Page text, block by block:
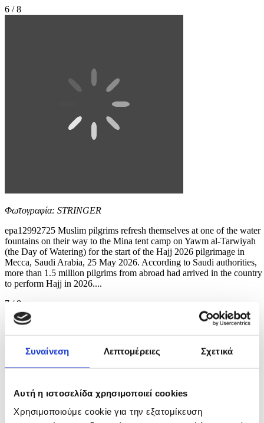
Συναίνεση Λεπτομέρειες Σχετικά
Αυτή η ιστοσελίδα χρησιμοποιεί cookies
Χρησιμοποιούμε cookie για την εξατομίκευση
6 / 8
Φωτογραφία: STRINGER
epa12992725 Muslim pilgrims refresh themselves at one of the water
fountains on their way to the Mina tent camp on Yawm al-Tarwiyah
(the Day of Watering) for the start of the Hajj 2026 pilgrimage in
Mecca, Saudi Arabia, 25 May 2026. According to Saudi authorities,
more than 1.5 million pilgrims from abroad had arrived in the country
to perform Hajj in 2026....
7 / 8